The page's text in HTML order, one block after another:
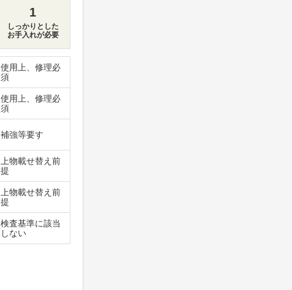
1
しっかりとした
お手入れが必要
使用上、修理必
須
使用上、修理必
須
補強等要す
上物載せ替え前
提
上物載せ替え前
提
検査基準に該当
しない